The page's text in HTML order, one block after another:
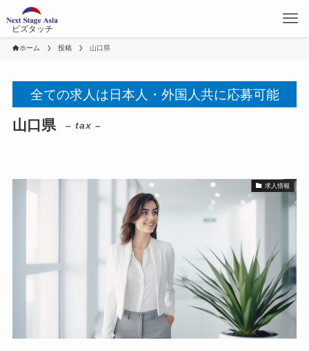
ビズタッチ
ホーム 投稿 山口県
全ての求人は日本人・外国人共に応募可能
山口県 – tax –
求人情報